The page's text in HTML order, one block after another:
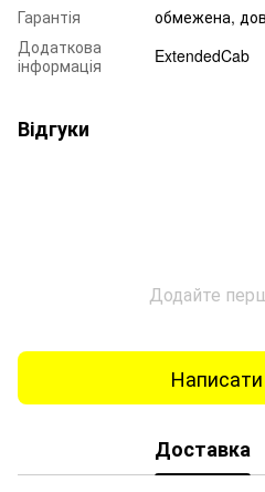
Гарантія
обмежена,
Додаткова
інформація
ExtendedCab
Відгуки
Додайте
Написати
Доставка